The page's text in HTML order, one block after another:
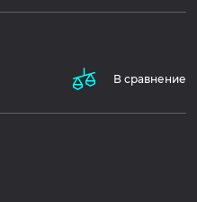
В сравнение